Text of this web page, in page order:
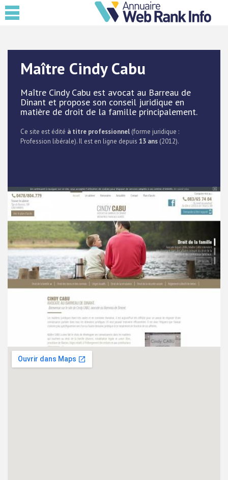
Maître Cindy Cabu
Maître Cindy Cabu est avocat au Barreau de
Dinant et propose son conseil juridique en
matière de droit de la famille principalement.
Ce site est édité à titre professionnel (forme juridique :
Profession libérale). Il est en ligne depuis 13 ans (2012).